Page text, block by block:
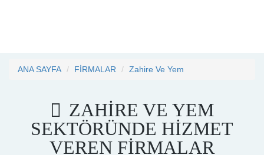
ANA SAYFA FİRMALAR Zahire Ve Yem
ZAHIRE VE YEM
SEKTÖRÜNDE HİZMET
VEREN FİRMALAR